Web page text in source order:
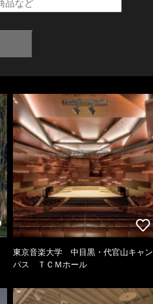
東京音楽大学 中目黒・代官山キャン
パス ＴＣＭホール